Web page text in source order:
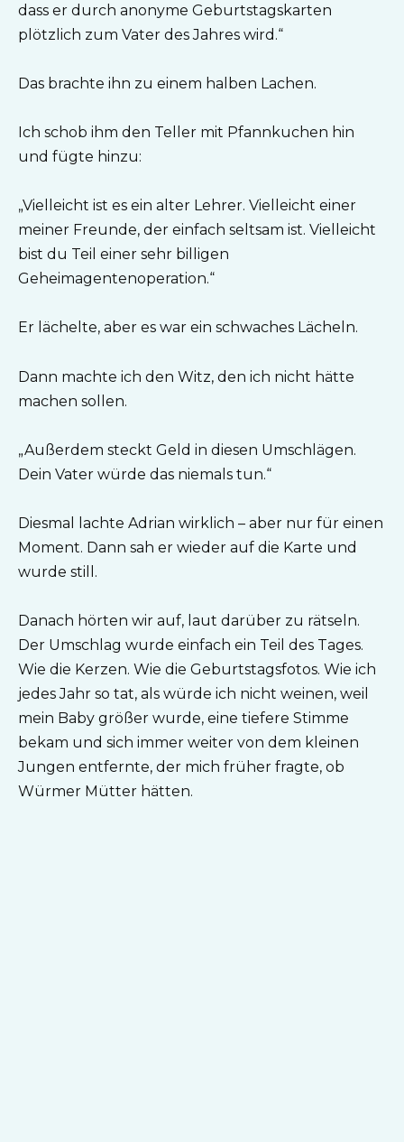
dass er durch anonyme Geburtstagskarten
plötzlich zum Vater des Jahres wird.“
Das brachte ihn zu einem halben Lachen.
Ich schob ihm den Teller mit Pfannkuchen hin
und fügte hinzu:
„Vielleicht ist es ein alter Lehrer. Vielleicht einer
meiner Freunde, der einfach seltsam ist. Vielleicht
bist du Teil einer sehr billigen
Geheimagentenoperation.“
Er lächelte, aber es war ein schwaches Lächeln.
Dann machte ich den Witz, den ich nicht hätte
machen sollen.
„Außerdem steckt Geld in diesen Umschlägen.
Dein Vater würde das niemals tun.“
Diesmal lachte Adrian wirklich – aber nur für einen
Moment. Dann sah er wieder auf die Karte und
wurde still.
Danach hörten wir auf, laut darüber zu rätseln.
Der Umschlag wurde einfach ein Teil des Tages.
Wie die Kerzen. Wie die Geburtstagsfotos. Wie ich
jedes Jahr so tat, als würde ich nicht weinen, weil
mein Baby größer wurde, eine tiefere Stimme
bekam und sich immer weiter von dem kleinen
Jungen entfernte, der mich früher fragte, ob
Würmer Mütter hätten.